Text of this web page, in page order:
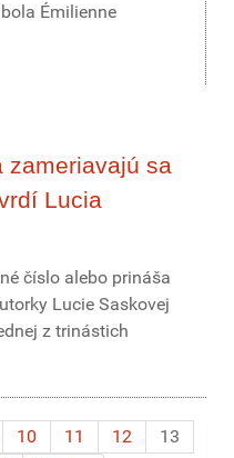
Émilienne
zameriavajú sa
Lucia
číslo alebo prináša
Lucie Saskovej
z trinástich
10 11 12
13